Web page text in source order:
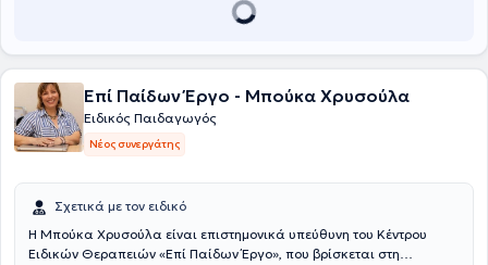
Επί Παίδων Έργο - Μπούκα Χρυσούλα
Ειδικός Παιδαγωγός
Νέος συνεργάτης
Σχετικά με τον ειδικό
Η Μπούκα Χρυσούλα είναι επιστημονικά υπεύθυνη του Κέντρου
Ειδικών Θεραπειών «Επί Παίδων Έργο», που βρίσκεται στη